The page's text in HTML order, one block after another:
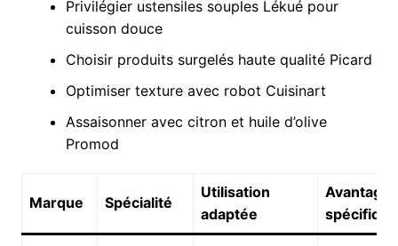
Privilégier ustensiles souples Lékué pour
cuisson douce
Choisir produits surgelés haute qualité Picard
Optimiser texture avec robot Cuisinart
Assaisonner avec citron et huile d’olive
Promod
Marque Spécialité
Utilisation
adaptée
Avantage
spécifique